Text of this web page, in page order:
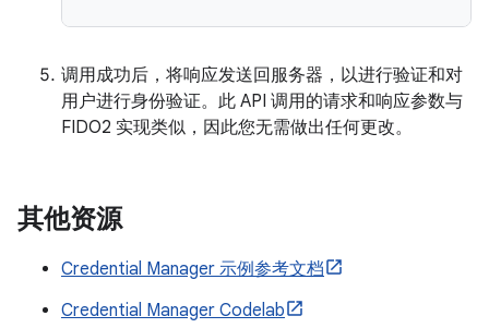
调用成功后，将响应发送回服务器，以进行验证和对
用户进行身份验证。此 API 调用的请求和响应参数与
FIDO2 实现类似，因此您无需做出任何更改。
其他资源
Credential Manager 示例参考文档
Credential Manager Codelab